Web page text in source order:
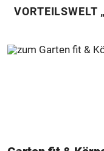
VORTEILSWELT